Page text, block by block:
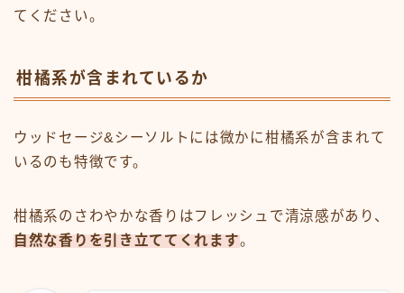
てください。
柑橘系が含まれているか
ウッドセージ&シーソルトには微かに柑橘系が含まれて
いるのも特徴です。
柑橘系のさわやかな香りはフレッシュで清涼感があり、
自然な香りを引き立ててくれます。